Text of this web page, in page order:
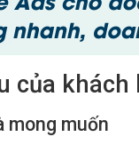
của khách
mong muốn